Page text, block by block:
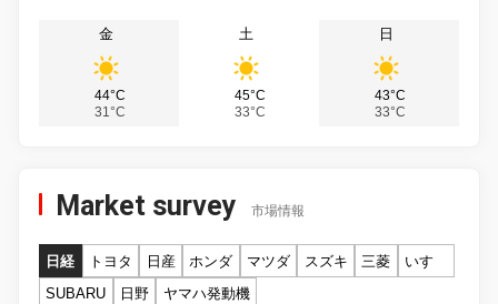
金
44°C
31°C
土
45°C
33°C
日
43°C
33°C
Market survey 市場情報
日経 トヨタ 日産 ホンダ マツダ スズキ 三菱
いすゞ
SUBARU
日野 ヤマハ発動機